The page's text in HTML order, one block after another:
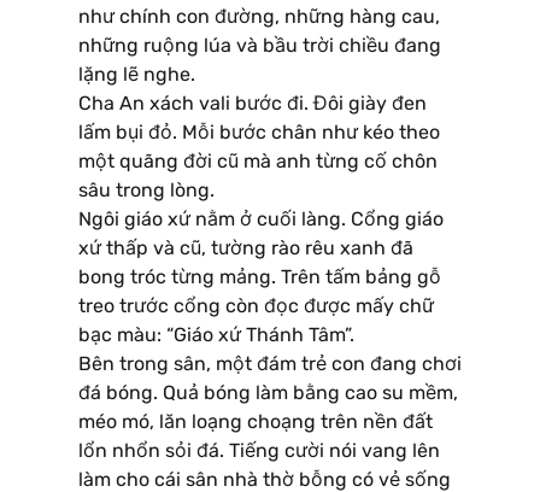
như chính con đường, những hàng cau,
những ruộng lúa và bầu trời chiều đang
lặng lẽ nghe.
Cha An xách vali bước đi. Đôi giày đen
lấm bụi đỏ. Mỗi bước chân như kéo theo
một quãng đời cũ mà anh từng cố chôn
sâu trong lòng.
Ngôi giáo xứ nằm ở cuối làng. Cổng giáo
xứ thấp và cũ, tường rào rêu xanh đã
bong tróc từng mảng. Trên tấm bảng gỗ
treo trước cổng còn đọc được mấy chữ
bạc màu: “Giáo xứ Thánh Tâm”.
Bên trong sân, một đám trẻ con đang chơi
đá bóng. Quả bóng làm bằng cao su mềm,
méo mó, lăn loạng choạng trên nền đất
lổn nhổn sỏi đá. Tiếng cười nói vang lên
làm cho cái sân nhà thờ bỗng có vẻ sống